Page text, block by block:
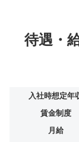
待遇・
入社時想定年
賃金制度
月給